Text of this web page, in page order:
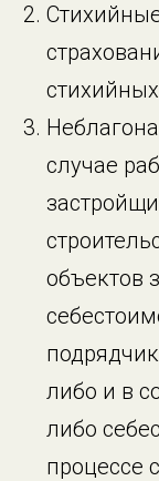
случае
объектов
либо и в
либо
процессе